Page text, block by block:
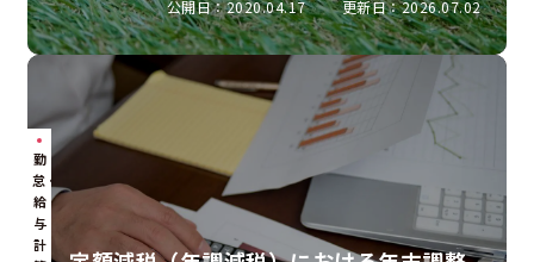
公開日：2020.04.17 更新日：2026.07.02
勤
怠・
給
与
計